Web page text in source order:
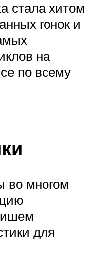
стала хитом
гонок и
на
по всему
во многом
для